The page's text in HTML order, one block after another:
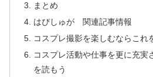
まとめ
はぴしゅが 関連記事情報
コスプレ撮影を楽しむならこれ
コスプレ活動や仕事を更に充実
を読もう